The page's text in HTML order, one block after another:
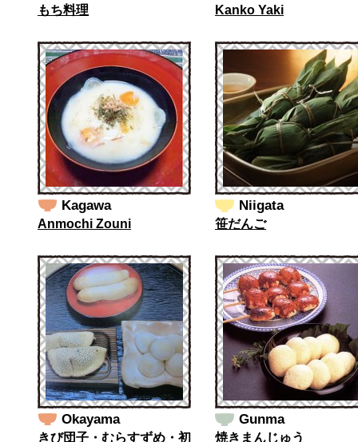
もち料理 Kanko Yaki
Kagawa
Anmochi Zouni
Niigata
笹だんご
Okayama
きび団子・むらすずめ・初
Gunma
焼きまんじゅう